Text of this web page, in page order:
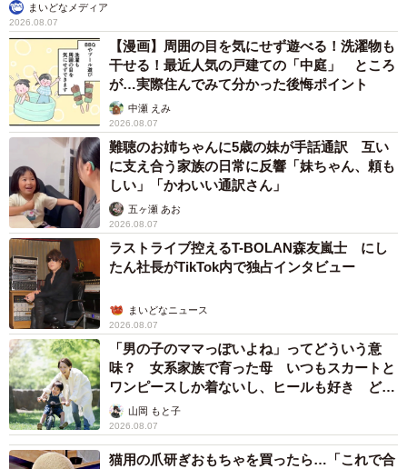
6/6
まいどなメディア
2026.08.07
【漫画】周囲の目を気にせず遊べる！洗濯物も
干せる！最近人気の戸建ての「中庭」 ところ
が…実際住んでみて分かった後悔ポイント
中瀬 えみ
2026.08.07
難聴のお姉ちゃんに5歳の妹が手話通訳 互い
に支え合う家族の日常に反響「妹ちゃん、頼も
しい」「かわいい通訳さん」
五ヶ瀬 あお
2026.08.07
ラストライブ控えるT-BOLAN森友嵐士 にし
たん社長がTikTok内で独占インタビュー
まいどなニュース
2026.08.07
「男の子のママっぽいよね」ってどういう意
味？ 女系家族で育った母 いつもスカートと
ワンピースしか着ないし、ヒールも好き どの
へんが…
山岡 もと子
2026.08.07
猫用の爪研ぎおもちゃを買ったら…「これで合